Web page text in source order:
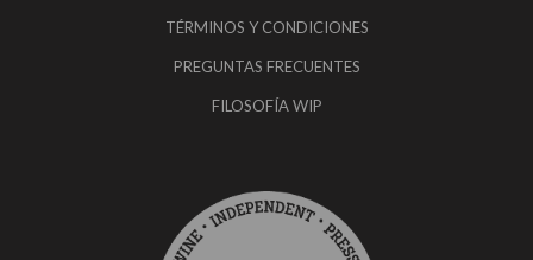
TÉRMINOS Y CONDICIONES
PREGUNTAS FRECUENTES
FILOSOFÍA WIP